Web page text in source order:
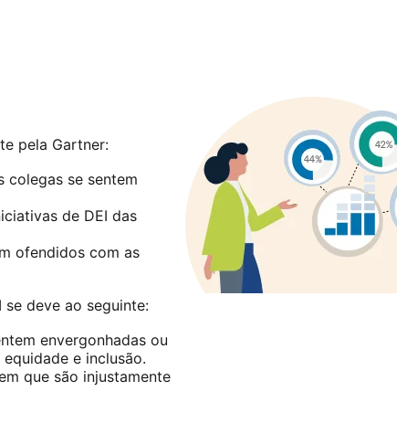
pela Gartner:
colegas se sentem
de DEI das
ofendidos com as
deve ao seguinte:
envergonhadas ou
e inclusão.
que são injustamente